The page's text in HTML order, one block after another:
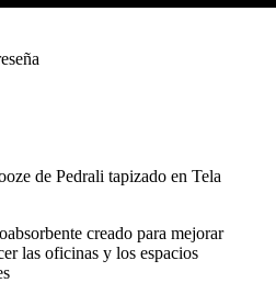
creado para mejorar
las oficinas y los espacios